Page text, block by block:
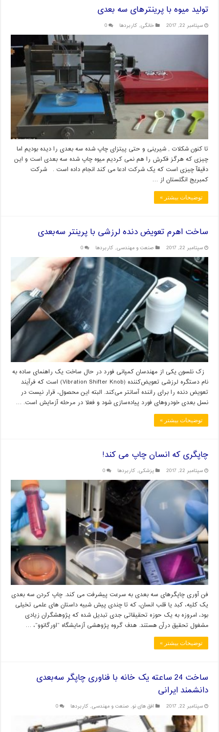
تولید میوه با پرینترهای سه بعدی
سپتامبر 22, 2017 خانگی, کاربردها 0
تا کنون شکلات , شیرینی و حتی پیتزای چاپ شده سه بعدی را دیده بودیم اما
چیزی که هرگز فکرش را هم نمی کردیم میوه چاپ شده سه بعدی است و این
دقیقآ چیزی است که یک شرکت ادعا می کند انجام داده است . شرکت
کمبریج انگلستان از …
توضیحات بیشتر »
ساخت اهرم تعویض دنده لرزشی با پرینتر سه‌بعدی
سپتامبر 22, 2017 صنعت و مهندسی, کاربردها 0
زک نلسون یکی از مهندسان کمپانی فورد در حال ساخت یک راهنمای ساده به
نام دستگره لرزشی تعویض‌کننده (Vibration Shifter Knob) است که فرآیند
تعویض دنده را برای راننده آسانتر می‌کند. البته این محصول، قرار نیست در
نسل بعدی خودروهای فورد پیاده‌‌سازی شود و فعلا در مرحله آزمایش است. …
توضیحات بیشتر »
چاپگری که انسان چاپ می کند!
سپتامبر 22, 2017 پزشکی, کاربردها 0
فن آوری چاپگرهای سه بعدی به سرعت پیشرفت می کند. چاپ کردن سه بعدی
یک کلیه، کبد یا قلب انسان، که تا چندی پیش شبیه داستان های علمی تخیلی
بود، امروزه به یک حوزه تحقیقاتی جدی تبدیل شده که پژوهشگران زیادی
مشغول تحقیق درآن هستند. هدف گروه پژوهشی آزمایشگاه “اورگانوو”، …
توضیحات بیشتر »
ساخت 24 ساعته یک خانه با فناوری چاپگر سه‌بعدی
دانشمند ایرانی
سپتامبر 22, 2017 افق های نو, صنعت و مهندسی, کاربردها 0